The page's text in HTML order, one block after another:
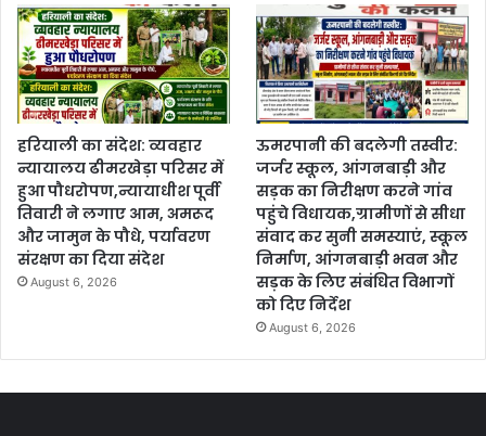
हरियाली का संदेश: व्यवहार
न्यायालय ढीमरखेड़ा परिसर में
हुआ पौधरोपण,न्यायाधीश पूर्वी
तिवारी ने लगाए आम, अमरूद
और जामुन के पौधे, पर्यावरण
संरक्षण का दिया संदेश
August 6, 2026
ऊमरपानी की बदलेगी तस्वीर:
जर्जर स्कूल, आंगनबाड़ी और
सड़क का निरीक्षण करने गांव
पहुंचे विधायक,ग्रामीणों से सीधा
संवाद कर सुनी समस्याएं, स्कूल
निर्माण, आंगनबाड़ी भवन और
सड़क के लिए संबंधित विभागों
को दिए निर्देश
August 6, 2026